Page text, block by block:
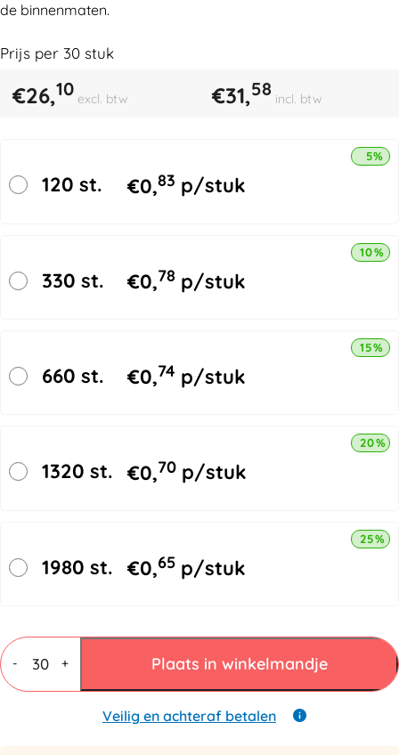
de binnenmaten.
Prijs per 30 stuk
€26,10 excl. btw €31,58 incl. btw
120 st. €0,83 p/stuk
5%
330 st. €0,78 p/stuk
10%
660 st. €0,74 p/stuk
15%
1320 st. €0,70 p/stuk
20%
1980 st. €0,65 p/stuk
25%
-
Vouwdozen
3
mm
+ Plaats in winkelmandje
Veilig en achteraf betalen